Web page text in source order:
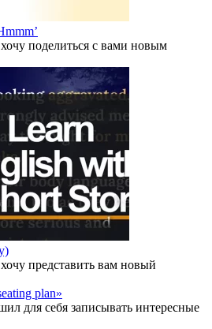
поделиться с вами новым
представить вам новый
plan»
для себя записывать интересные